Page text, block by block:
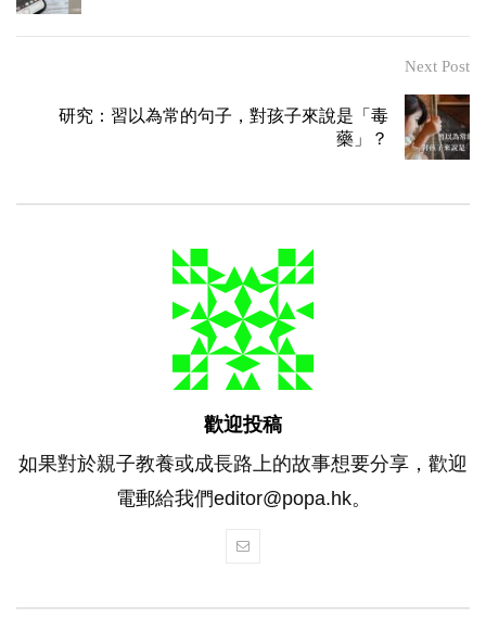
Next Post
研究：習以為常的句子，對孩子來說是「毒
藥」？
歡迎投稿
如果對於親子教養或成長路上的故事想要分享，歡迎
電郵給我們editor@popa.hk。